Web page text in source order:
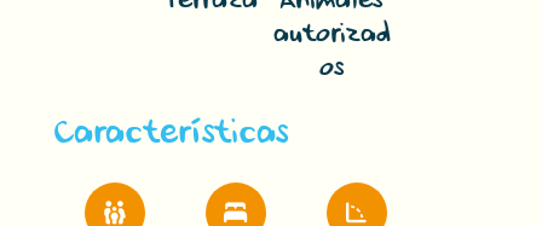
autorizad
os
Características